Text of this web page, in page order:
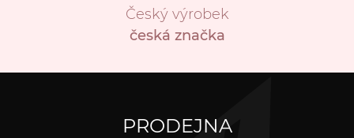
Český výrobek
česká značka
PRODEJNA